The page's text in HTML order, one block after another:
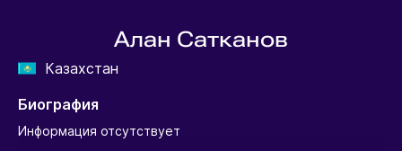
Алан Сатканов
Казахстан
Биография
Информация отсутствует